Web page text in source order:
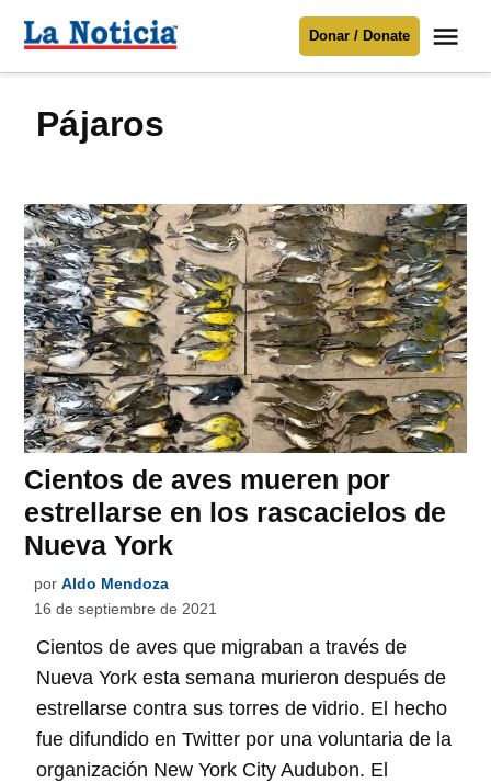
Para mantenerte informado necesitamos
contenido
Noticia
Donar / Donate
Pájaros
Cientos de aves mueren por
estrellarse en los rascacielos de
Nueva York
por Aldo Mendoza
16 de septiembre de 2021
Cientos de aves que migraban a través de
Nueva York esta semana murieron después de
estrellarse contra sus torres de vidrio. El hecho
fue difundido en Twitter por una voluntaria de la
organización New York City Audubon. El